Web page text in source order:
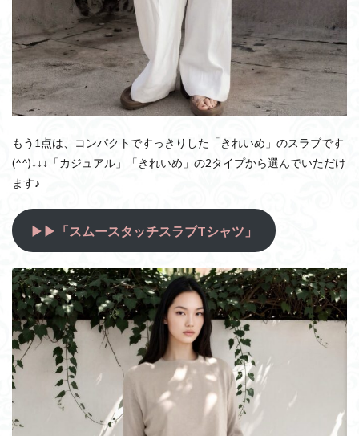
もう1点は、コンパクトですっきりした「きれいめ」のスラブです
(^^)↓↓↓「カジュアル」「きれいめ」の2タイプから選んでいただけ
ます♪
▶▶「スムースタッチスラブTシャツ」